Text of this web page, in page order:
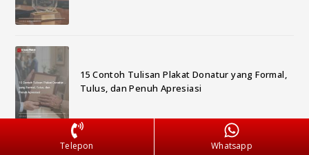
15 Contoh Tulisan Plakat Donatur yang Formal,
Tulus, dan Penuh Apresiasi
Telepon Whatsapp